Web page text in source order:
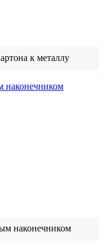
к металлу
наконечником